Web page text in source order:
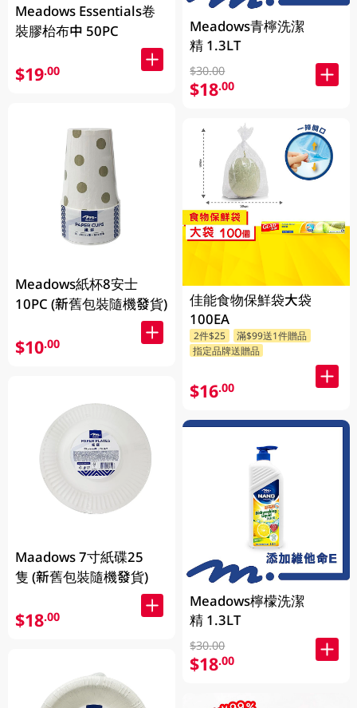
Meadows Essentials卷
裝膠枱布中 50PC
$19.00
Meadows紙杯8安士
10PC (新舊包裝隨機發貨)
$10.00
Maadows 7寸紙碟25
隻 (新舊包裝隨機發貨)
$18.00
Meadows青檸洗潔
精 1.3LT
$30.00
$18.00
佳能食物保鮮袋大袋
100EA
2件$25
滿$99送1件贈品
指定品牌送贈品
$16.00
Meadows檸檬洗潔
精 1.3LT
$30.00
$18.00